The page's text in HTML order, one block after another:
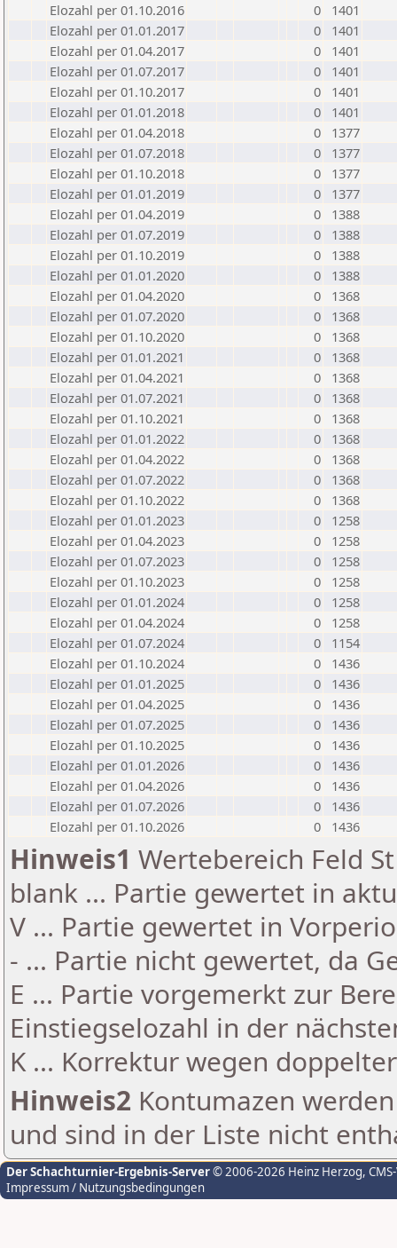
Elozahl per 01.10.2016
0
1401
Elozahl per 01.01.2017
0
1401
Elozahl per 01.04.2017
0
1401
Elozahl per 01.07.2017
0
1401
Elozahl per 01.10.2017
0
1401
Elozahl per 01.01.2018
0
1401
Elozahl per 01.04.2018
0
1377
Elozahl per 01.07.2018
0
1377
Elozahl per 01.10.2018
0
1377
Elozahl per 01.01.2019
0
1377
Elozahl per 01.04.2019
0
1388
Elozahl per 01.07.2019
0
1388
Elozahl per 01.10.2019
0
1388
Elozahl per 01.01.2020
0
1388
Elozahl per 01.04.2020
0
1368
Elozahl per 01.07.2020
0
1368
Elozahl per 01.10.2020
0
1368
Elozahl per 01.01.2021
0
1368
Elozahl per 01.04.2021
0
1368
Elozahl per 01.07.2021
0
1368
Elozahl per 01.10.2021
0
1368
Elozahl per 01.01.2022
0
1368
Elozahl per 01.04.2022
0
1368
Elozahl per 01.07.2022
0
1368
Elozahl per 01.10.2022
0
1368
Elozahl per 01.01.2023
0
1258
Elozahl per 01.04.2023
0
1258
Elozahl per 01.07.2023
0
1258
Elozahl per 01.10.2023
0
1258
Elozahl per 01.01.2024
0
1258
Elozahl per 01.04.2024
0
1258
Elozahl per 01.07.2024
0
1154
Elozahl per 01.10.2024
0
1436
Elozahl per 01.01.2025
0
1436
Elozahl per 01.04.2025
0
1436
Elozahl per 01.07.2025
0
1436
Elozahl per 01.10.2025
0
1436
Elozahl per 01.01.2026
0
1436
Elozahl per 01.04.2026
0
1436
Elozahl per 01.07.2026
0
1436
Elozahl per 01.10.2026
0 1436
Hinweis1 Wertebereich Feld
blank ... Partie gewertet in
V ... Partie gewertet in
- ... Partie nicht gewertet, da
E ... Partie vorgemerkt zur
Einstiegselozahl in der
K ... Korrektur wegen
Hinweis2 Kontumazen
und sind in der Liste nicht
Der Schachturnier-Ergebnis-Server© 2006-2026 Heinz Herzog,
Impressum / Nutzungsbedingungen